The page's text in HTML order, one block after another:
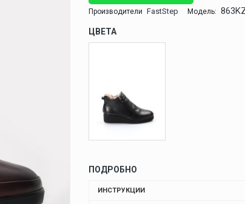
Производители FastStep Модель:
ЦВЕТА
ПОДРОБНО
ИНСТРУКЦИИ